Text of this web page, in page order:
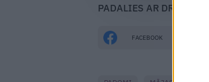
PADALIES AR DRAUGIEM
FACEBOOK